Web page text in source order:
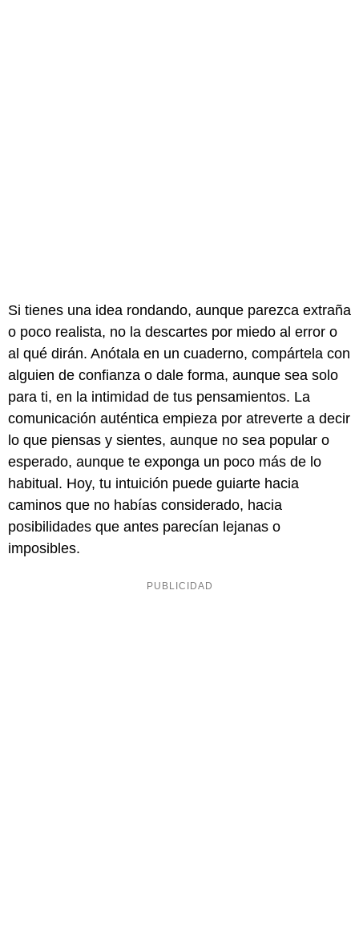
Si tienes una idea rondando, aunque parezca extraña
o poco realista, no la descartes por miedo al error o
al qué dirán. Anótala en un cuaderno, compártela con
alguien de confianza o dale forma, aunque sea solo
para ti, en la intimidad de tus pensamientos. La
comunicación auténtica empieza por atreverte a decir
lo que piensas y sientes, aunque no sea popular o
esperado, aunque te exponga un poco más de lo
habitual. Hoy, tu intuición puede guiarte hacia
caminos que no habías considerado, hacia
posibilidades que antes parecían lejanas o
imposibles.